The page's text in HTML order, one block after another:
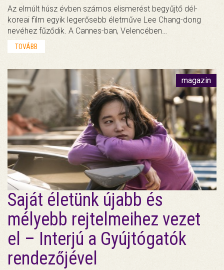
Az elmúlt húsz évben számos elismerést begyűjtő dél-
koreai film egyik legerősebb életműve Lee Chang-dong
nevéhez fűződik. A Cannes-ban, Velencében…
TOVÁBB
magazin
Saját életünk újabb és
mélyebb rejtelmeihez vezet
el – Interjú a Gyújtógatók
rendezőjével